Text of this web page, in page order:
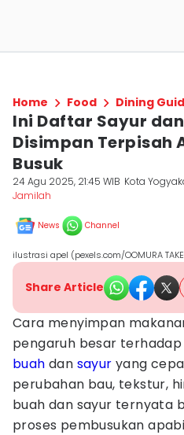
Home Food Dining
Ini Daftar Sayur
Disimpan Terpisah
Busuk
24 Agu 2025, 21:45 WIB Kota
Jamilah
News Channel
ilustrasi apel (pexels.com/OOMURA
Share Article
Cara menyimpan
pengaruh besar
buah dan sayur yang
perubahan bau, tekstur,
buah dan sayur ternyata
proses pembusukan